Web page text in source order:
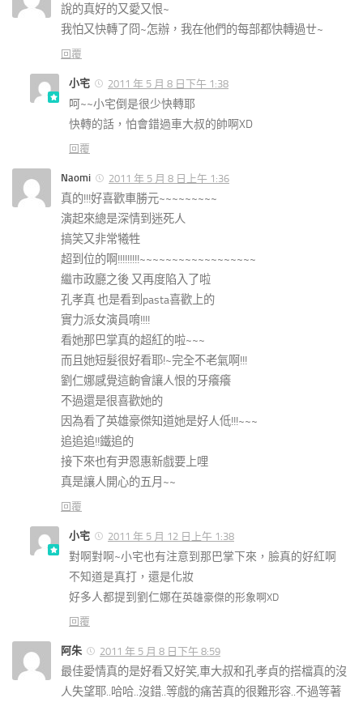
說的真好的又愛又恨~
我怕又快轉了冏~怎辦，我在他們的每部都快轉過ㄝ~
回覆
小宅 2011 年 5 月 8 日下午 1:38
呵~~小宅倒是很少快轉耶
快轉的話，怕會錯過車大叔的帥啊XD
回覆
Naomi 2011 年 5 月 8 日上午 1:36
真的!!!好喜歡車勝元~~~~~~~~~
演起來總是深情到迷死人
搞笑又非常犧牲
超到位的啊!!!!!!!!!~~~~~~~~~~~~~~~~~~
繼市政廳之後 又再度陷入了啦
孔孝真 也是看到pasta喜歡上的
實力派女演員唷!!!!
看她那巴掌真的超紅的啦~~~
而且她短髮很好看耶!~完全不老氣啊!!!
劉仁娜感覺這齣會讓人恨的牙癢癢
不過還是很喜歡她的
因為看了英雄豪傑知道她是好人低!!!~~~
追追追!!鐵追的
接下來也有尹恩惠新戲要上哩
真是讓人開心的五月~~
回覆
小宅 2011 年 5 月 12 日上午 1:38
對啊對啊~小宅也有注意到那巴掌下來，臉真的好紅啊
不知道是真打，還是化妝
好多人都提到劉仁娜在英雄豪傑的形象啊XD
回覆
阿朱 2011 年 5 月 8 日下午 8:59
最佳愛情真的是好看又好笑,車大叔和孔孝貞的搭檔真的沒
人失望耶..哈哈..沒錯..等戲的痛苦真的很難形容..不過等著